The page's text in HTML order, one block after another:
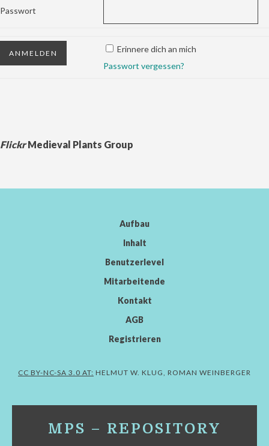
Passwort
Erinnere dich an mich
Passwort vergessen?
FlickrMedieval Plants Group
Aufbau
Inhalt
Benutzerlevel
Mitarbeitende
Kontakt
AGB
Registrieren
CC BY-NC-SA 3.0 AT: HELMUT W. KLUG, ROMAN WEINBERGER
MPS – REPOSITORY